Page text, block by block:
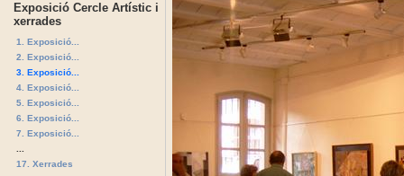
Exposició Cercle Artístic i
xerrades
1. Exposició...
2. Exposició...
3. Exposició...
4. Exposició...
5. Exposició...
6. Exposició...
7. Exposició...
17. Xerrades